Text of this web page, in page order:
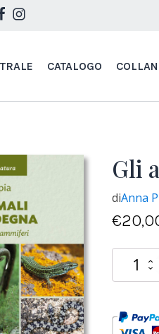
CATALOGO
Gli
diAnna
€
animali
(2025)
quantità